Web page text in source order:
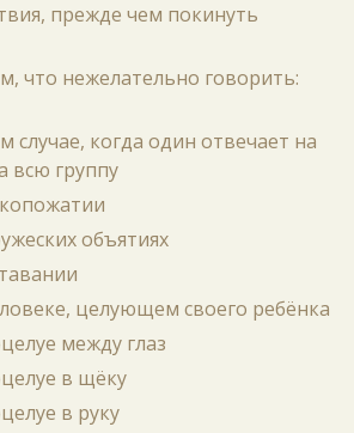
прежде чем покинуть
что нежелательно говорить:
случае, когда один отвечает на
всю группу
объятиях
целующем своего ребёнка
между глаз
в щёку
в руку